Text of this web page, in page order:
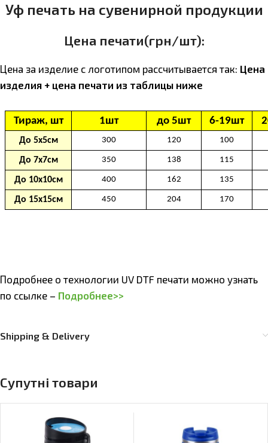
Уф печать на сувенирной продукции
Цена печати(грн/шт):
Цена за изделие с логотипом расcчитывается так: Цена
изделия + цена печати из таблицы ниже
Подробнее о технологии UV DTF печати можно узнать
по ссылке – Подробнее>>
Shipping & Delivery
Супутні товари